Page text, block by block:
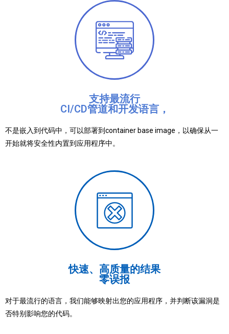
支持最流行
CI/CD管道和开发语言，
不是嵌入到代码中，可以部署到container base image，以确保从一
开始就将安全性内置到应用程序中。
快速、高质量的结果
零误报
对于最流行的语言，我们能够映射出您的应用程序，并判断该漏洞是
否特别影响您的代码。